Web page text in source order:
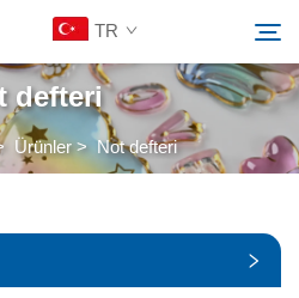
TR
Ara
defteri
Ürünler>Not defteri